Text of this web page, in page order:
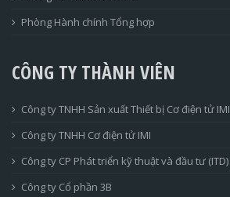
Phòng Hành chính Tổng hợp
CÔNG TY THÀNH VIÊN
Công ty TNHH Sản xuất Thiết bị Cơ điện tử IMI
Công ty TNHH Cơ điện tử IMI
Công ty CP Phát triển kỹ thuật và đầu tư (ITD)
Công ty Cổ phần 3B